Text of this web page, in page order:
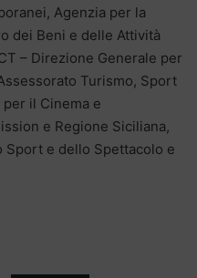
Agenzia per la
dei Beni e delle Attività
– Direzione Generale per
Turismo, Sport
il Cinema e
e Regione Siciliana,
Sport e dello Spettacolo e